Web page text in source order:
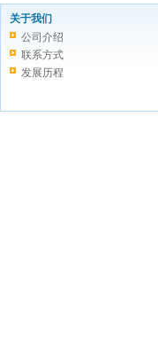
关于我们
公司介绍
联系方式
发展历程